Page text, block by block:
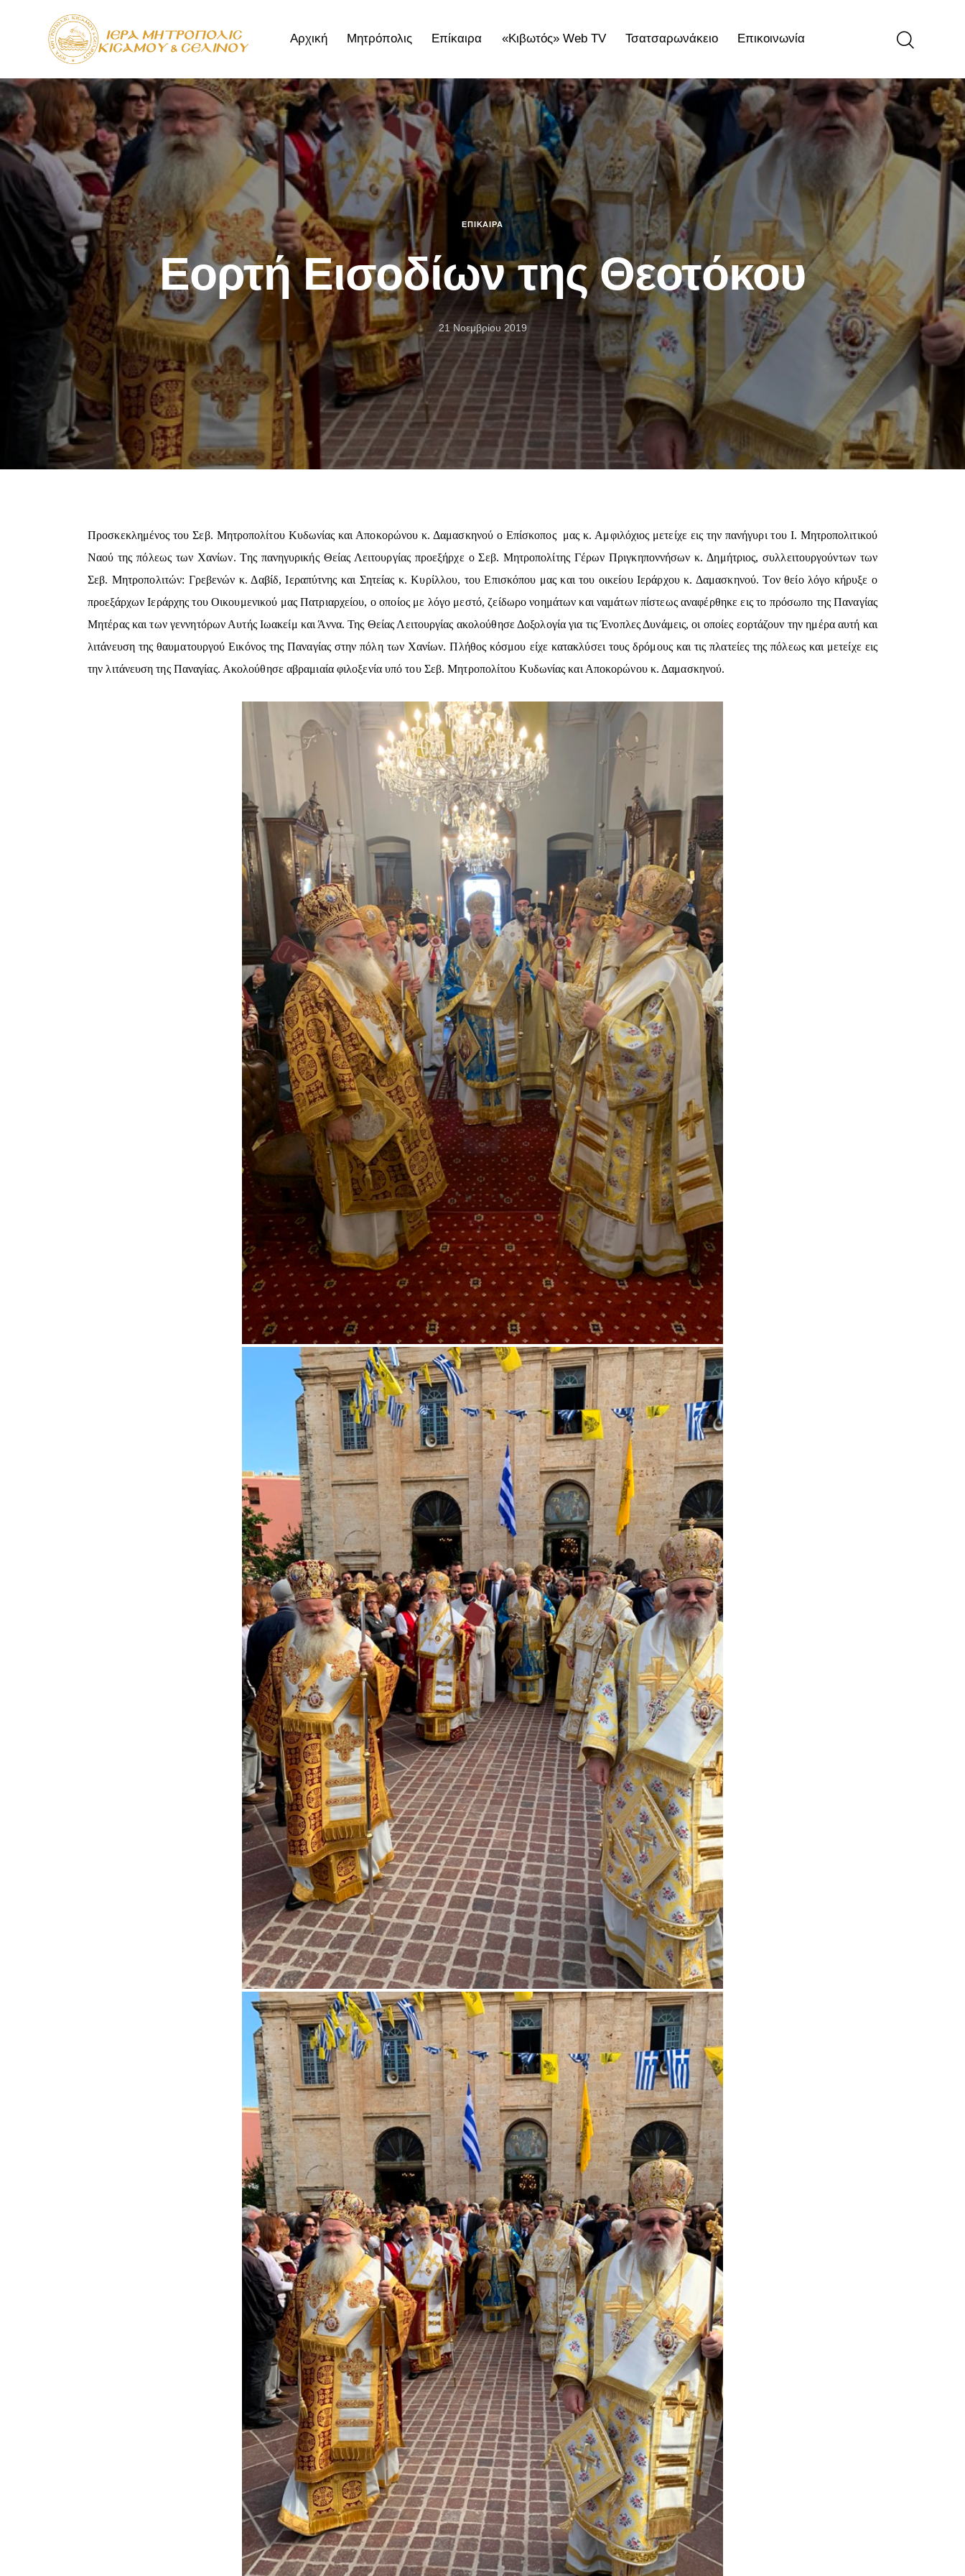
Αρχική Μητρόπολις Επίκαιρα «Κιβωτός» Web TV Τσατσαρωνάκειο Επικοινωνία
Αρχική Μητρόπολις Επίκαιρα «Κιβωτός» Web TV Τσατσαρωνάκειο Επικοινωνία
ΕΠΊΚΑΙΡΑ
Εορτή Εισοδίων της Θεοτόκου
21 Νοεμβρίου 2019
Προσκεκλημένος του Σεβ. Μητροπολίτου Κυδωνίας και Αποκορώνου κ. Δαμασκηνού ο Επίσκοπος μας κ. Αμφιλόχιος μετείχε εις την πανήγυρι του Ι. Μητροπολιτικού
Ναού της πόλεως των Χανίων. Της πανηγυρικής Θείας Λειτουργίας προεξήρχε ο Σεβ. Μητροπολίτης Γέρων Πριγκηποννήσων κ. Δημήτριος, συλλειτουργούντων των
Σεβ. Μητροπολιτών: Γρεβενών κ. Δαβίδ, Ιεραπύτνης και Σητείας κ. Κυρίλλου, του Επισκόπου μας και του οικείου Ιεράρχου κ. Δαμασκηνού. Τον θείο λόγο κήρυξε ο
προεξάρχων Ιεράρχης του Οικουμενικού μας Πατριαρχείου, ο οποίος με λόγο μεστό, ζείδωρο νοημάτων και ναμάτων πίστεως αναφέρθηκε εις το πρόσωπο της Παναγίας
Μητέρας και των γεννητόρων Αυτής Ιωακείμ και Άννα. Της Θείας Λειτουργίας ακολούθησε Δοξολογία για τις Ένοπλες Δυνάμεις, οι οποίες εορτάζουν την ημέρα αυτή και
λιτάνευση της θαυματουργού Εικόνος της Παναγίας στην πόλη των Χανίων. Πλήθος κόσμου είχε κατακλύσει τους δρόμους και τις πλατείες της πόλεως και μετείχε εις
την λιτάνευση της Παναγίας. Ακολούθησε αβραμιαία φιλοξενία υπό του Σεβ. Μητροπολίτου Κυδωνίας και Αποκορώνου κ. Δαμασκηνού.